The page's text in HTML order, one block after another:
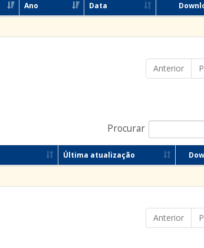
Ano Data
Anterior
Procurar
Última atualização
Anterior